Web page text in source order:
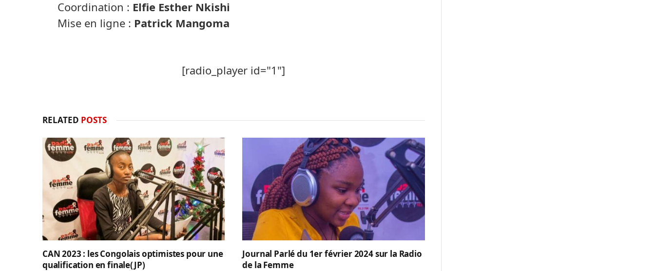
Coordination : Elfie Esther Nkishi
Mise en ligne : Patrick Mangoma
[radio_player id="1"]
RELATED POSTS
CAN 2023 : les Congolais optimistes pour une
qualification en finale(JP)
Journal Parlé du 1er février 2024 sur la Radio
de la Femme